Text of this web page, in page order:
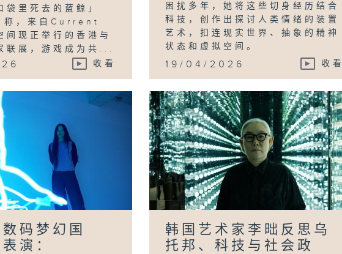
袋里死去的蓝鲸」
，来自Current
现正举行的香港与
联展，游戏成为共...
收看
困扰多年，她将这些切身经历结合
科技，创作出探讨人类情绪的装置
艺术，扣连现实世界、抽象的精神
状态和虚拟空间。
...
19/04/2026 收看
码梦幻国
演：
韩国艺术家李昢反思乌
托邦、科技与社会政